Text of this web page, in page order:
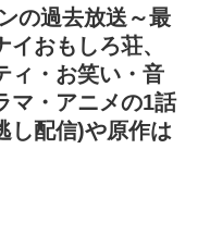
の過去放送～最
おもしろ荘、
ィ・お笑い・音
マ・アニメの1話
し配信)や原作は